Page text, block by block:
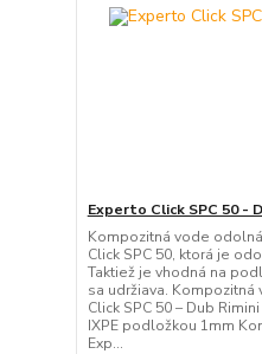
Experto Click SPC 50 -
Kompozitná vode
Click SPC 50, ktorá je
Taktiež je vhodná na
sa udržiava.
Click SPC 50 – Dub
IXPE podložkou 1mm
Exp...